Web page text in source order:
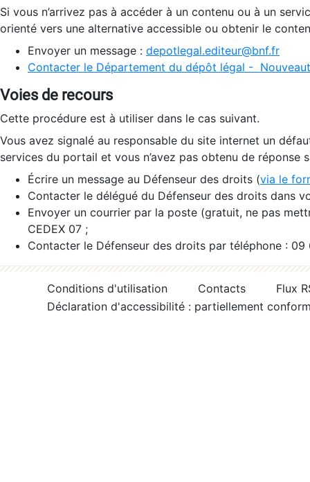
Si vous n’arrivez pas à accéder à un contenu ou à un
orienté vers une alternative accessible ou obtenir le
Envoyer un message : depotlegal.editeur@bnf.fr
Contacter le Département du dépôt légal -
Voies de recours
Cette procédure est à utiliser dans le cas suivant.
Vous avez signalé au responsable du site internet un
services du portail et vous n’avez pas obtenu de réponse
Écrire un message au Défenseur des droits (via le
Contacter le délégué du Défenseur des droits dans
Envoyer un courrier par la poste (gratuit, ne pas
CEDEX 07 ;
Contacter le Défenseur des droits par téléphone :
Conditions d'utilisation Contacts
Flux
Déclaration d'accessibilité : partiellement